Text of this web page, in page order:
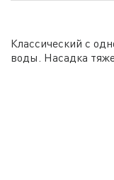
Классический с
воды. Насадка